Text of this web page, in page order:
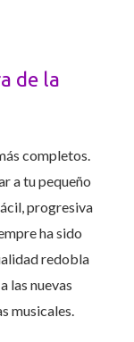
de la
completos.
a tu pequeño
progresiva
ha sido
redobla
las nuevas
musicales.